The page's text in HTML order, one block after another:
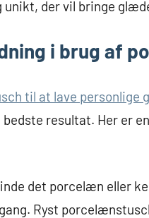
der vil bringe
i brug af
til at lave personlige
resultat. Her er
det porcelæn eller
Ryst